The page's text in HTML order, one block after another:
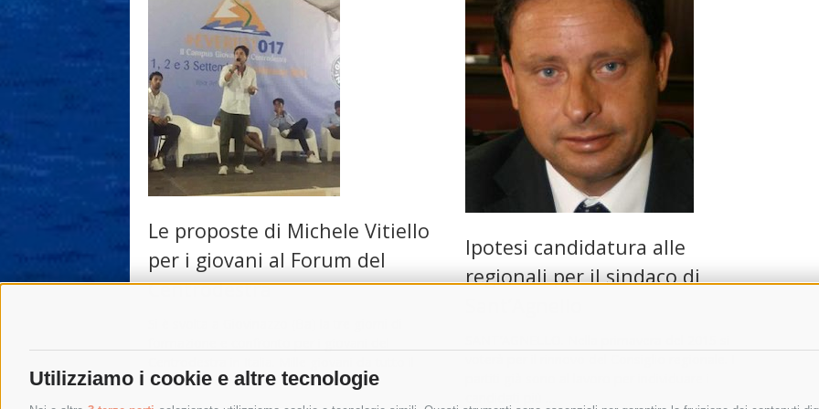
Utilizziamo i cookie e altre tecnologie
Le proposte di Michele Vitiello
per i giovani al Forum del
Centrodestra
Paese, più di cento …
Ipotesi candidatura alle
regionali per il sindaco di